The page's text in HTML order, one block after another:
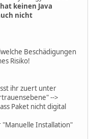
keinen Java
nicht
Beschädigungen
Risiko!
ihr zuert unter
-->
Paket nicht digital
"Manuelle Installation"